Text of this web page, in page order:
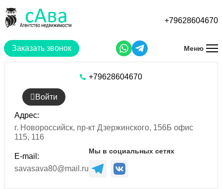
основному
Заказать звонок
+79628604670
Меню
+79628604670
Войти
Адрес:
г. Новороссийск, пр-кт Дзержинского, 156Б офис
115, 116
E-mail:
savasava80@mail.ru
Мы в социальных сетях